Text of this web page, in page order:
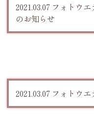
2021.03.07 フォトウ
のお知らせ
2021.03.07 フォトウ